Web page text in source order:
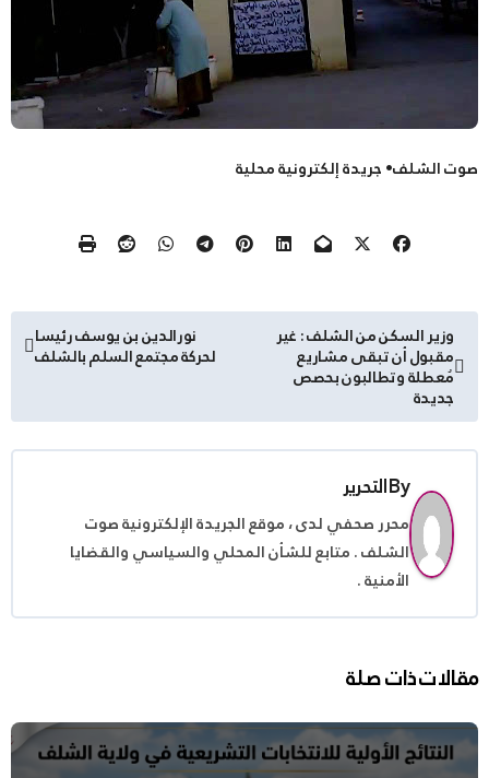
صوت الشلف• جريدة إلكترونية محلية
تصفّح
المقالات
وزير السكن من الشلف : غير
مقبول أن تبقى مشاريع
مُعطلة وتطالبون بحصص
جديدة
نورالدين بن يوسف رئيسا
لحركة مجتمع السلم بالشلف
Byالتحرير
محرر صحفي لدى ، موقع الجريدة الإلكترونية صوت
الشلف . متابع للشأن المحلي والسياسي والقضايا
الأمنية .
مقالات ذات صلة